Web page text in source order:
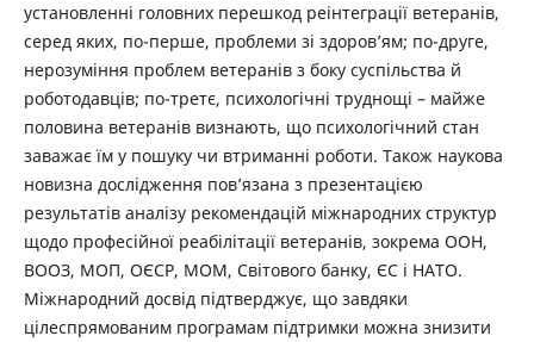
установленні головних перешкод реінтеграції ветеранів,
серед яких, по-перше, проблеми зі здоров’ям; по-друге,
нерозуміння проблем ветеранів з боку суспільства й
роботодавців; по-третє, психологічні труднощі – майже
половина ветеранів визнають, що психологічний стан
заважає їм у пошуку чи втриманні роботи. Також наукова
новизна дослідження пов’язана з презентацією
результатів аналізу рекомендацій міжнародних структур
щодо професійної реабілітації ветеранів, зокрема ООН,
ВООЗ, МОП, ОЄСР, МОМ, Світового банку, ЄС і НАТО.
Міжнародний досвід підтверджує, що завдяки
цілеспрямованим програмам підтримки можна знизити